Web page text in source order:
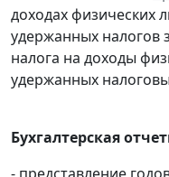
доходах физических
удержанных налогов
налога на доходы
удержанных
Бухгалтерская